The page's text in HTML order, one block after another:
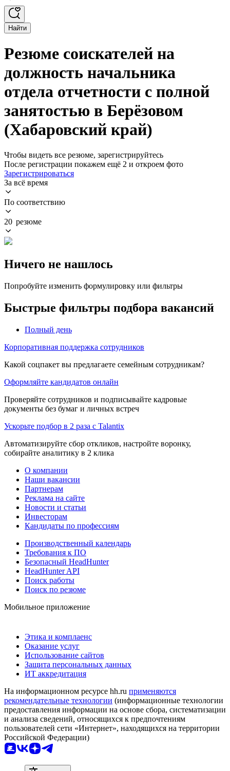
Найти
Резюме соискателей на
должность начальника
отдела отчетности с полной
занятостью в Берёзовом
(Хабаровский край)
Чтобы видеть все резюме, зарегистрируйтесь
После регистрации покажем ещё 2 и откроем фото
Зарегистрироваться
За всё время
По соответствию
20 резюме
Ничего не нашлось
Попробуйте изменить формулировку или фильтры
Быстрые фильтры подбора вакансий
Полный день
Корпоративная поддержка сотрудников
Какой соцпакет вы предлагаете семейным сотрудникам?
Оформляйте кандидатов онлайн
Проверяйте сотрудников и подписывайте кадровые
документы без бумаг и личных встреч
Ускорьте подбор в 2 раза с Talantix
Автоматизируйте сбор откликов, настройте воронку,
собирайте аналитику в 2 клика
О компании
Наши вакансии
Партнерам
Реклама на сайте
Новости и статьи
Инвесторам
Кандидаты по профессиям
Производственный календарь
Требования к ПО
Безопасный HeadHunter
HeadHunter API
Поиск работы
Поиск по резюме
Мобильное приложение
Этика и комплаенс
Оказание услуг
Использование сайтов
Защита персональных данных
ИТ аккредитация
На информационном ресурсе hh.ru применяются
рекомендательные технологии (информационные технологии
предоставления информации на основе сбора, систематизации
и анализа сведений, относящихся к предпочтениям
пользователей сети «Интернет», находящихся на территории
Российской Федерации)